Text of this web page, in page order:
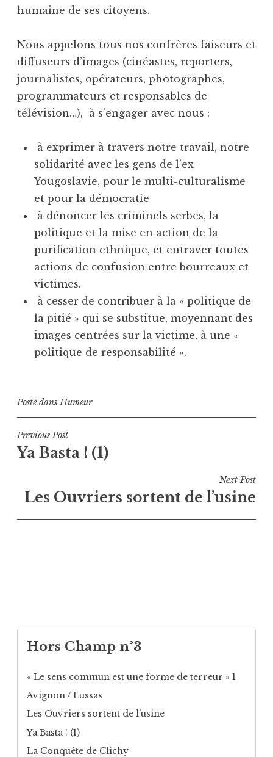
humaine de ses citoyens.
Nous appelons tous nos confrères faiseurs et
diffuseurs d’images (cinéastes, reporters,
journalistes, opérateurs, photographes,
programmateurs et responsables de
télévision…), à s’engager avec nous :
à exprimer à travers notre travail, notre
solidarité avec les gens de l’ex-
Yougoslavie, pour le multi-culturalisme
et pour la démocratie
à dénoncer les criminels serbes, la
politique et la mise en action de la
purification ethnique, et entraver toutes
actions de confusion entre bourreaux et
victimes.
à cesser de contribuer à la « politique de
la pitié » qui se substitue, moyennant des
images centrées sur la victime, à une «
politique de responsabilité ».
Posté dansHumeur
Navigation
de
Previous Post
Ya Basta ! (1)
Next Post
Les Ouvriers sortent de l’usine
Hors Champ n°3
« Le sens commun est une forme de terreur » 1
Avignon / Lussas
Les Ouvriers sortent de l’usine
Ya Basta ! (1)
La Conquête de Clichy